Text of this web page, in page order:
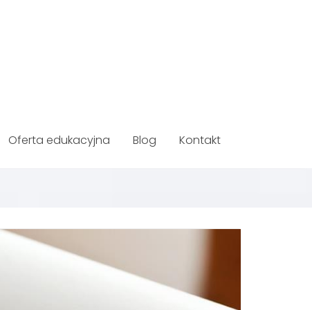
Oferta edukacyjna Blog Kontakt
W KANCELARII